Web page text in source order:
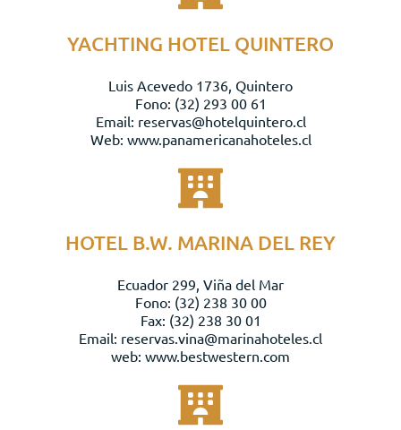
YACHTING HOTEL QUINTERO
Luis Acevedo 1736, Quintero
Fono: (32) 293 00 61
Email: reservas@hotelquintero.cl
Web: www.panamericanahoteles.cl
HOTEL B.W. MARINA DEL REY
Ecuador 299, Viña del Mar
Fono: (32) 238 30 00
Fax: (32) 238 30 01
Email: reservas.vina@marinahoteles.cl
web: www.bestwestern.com